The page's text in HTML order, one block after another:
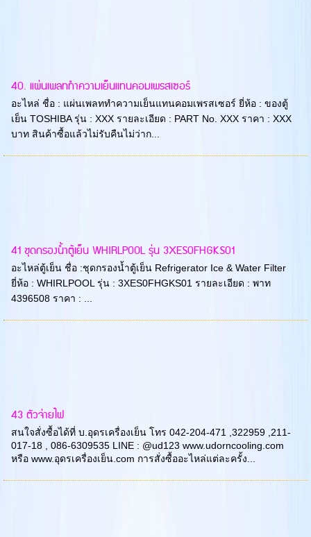
40. แผ่นเพลททำความเย็นแทนคอมเพรสเซอร์
อะไหล่ ชื่อ : แผ่นเพลททำความเย็นแทนคอมเพรสเซอร์ ยี่ห้อ : ของตู้
เย็น TOSHIBA รุ่น : XXX รายละเอียด : PART No. XXX ราคา : XXX
บาท สินค้าซื้อแล้วไม่รับคืนไม่ว่าก...
41 ชุดกรองน้ำตู้เย็น WHIRLPOOL รุ่น 3XES0FHGKS01
อะไหล่ตู้เย็น ชื่อ :ชุดกรองน้ำตู้เย็น Refrigerator Ice & Water Filter
ยี่ห้อ : WHIRLPOOL รุ่น : 3XES0FHGKS01 รายละเอียด : พาท
4396508 ราคา : ...
43 ตัวจ่ายไฟ
สนใจสั่งซื้อได้ที่ บ.อุดรเครื่องเย็น โทร 042-204-471 ,322959 ,211-
017-18 , 086-6309535 LINE : @ud123 www.udorncooling.com
หรือ www.อุดรเครื่องเย็น.com การสั่งซื้ออะไหล่แต่ละครั้ง...